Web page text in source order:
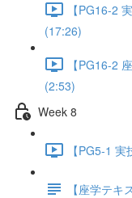
【PG16-2
(17:26)
【PG16-2
(2:53)
Week 8
【PG5-1
【座学テキ